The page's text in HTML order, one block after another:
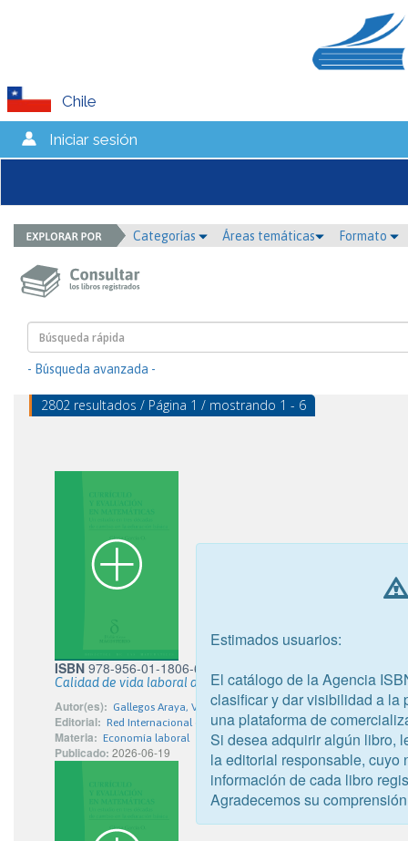
Chile
Iniciar sesión
Categorías Áreas temáticas Formato
- Búsqueda avanzada -
2802 resultados / Página 1 / mostrando 1 - 6
ISBN 978-956-01-1806-6
Calidad de vida laboral docente: El liderazgo distribuido
Autor(es): Gallegos Araya, Verónica; López Alfaro, Pablo
Editorial: Red Internacional del Libro Ltda.
Materia: Economía laboral
Publicado: 2026-06-19
Estimados usuarios:
El catálogo de la Agencia
clasificar y dar visibilidad a la
una plataforma de
Si desea adquirir algún libro,
la editorial responsable, cuyo
información de cada libro
Agradecemos su